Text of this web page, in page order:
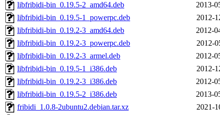
libfribidi-bin_0.19.5-2_amd64.deb
2013-
libfribidi-bin_0.19.5-1_powerpc.deb
2012-
libfribidi-bin_0.19.2-3_amd64.deb
2012-
libfribidi-bin_0.19.2-3_powerpc.deb
2012-
libfribidi-bin_0.19.2-3_armel.deb
2012-
libfribidi-bin_0.19.5-1_i386.deb
2012-
libfribidi-bin_0.19.2-3_i386.deb
2012-
libfribidi-bin_0.19.5-2_i386.deb
2013-
fribidi_1.0.8-2ubuntu2.debian.tar.xz
2021-